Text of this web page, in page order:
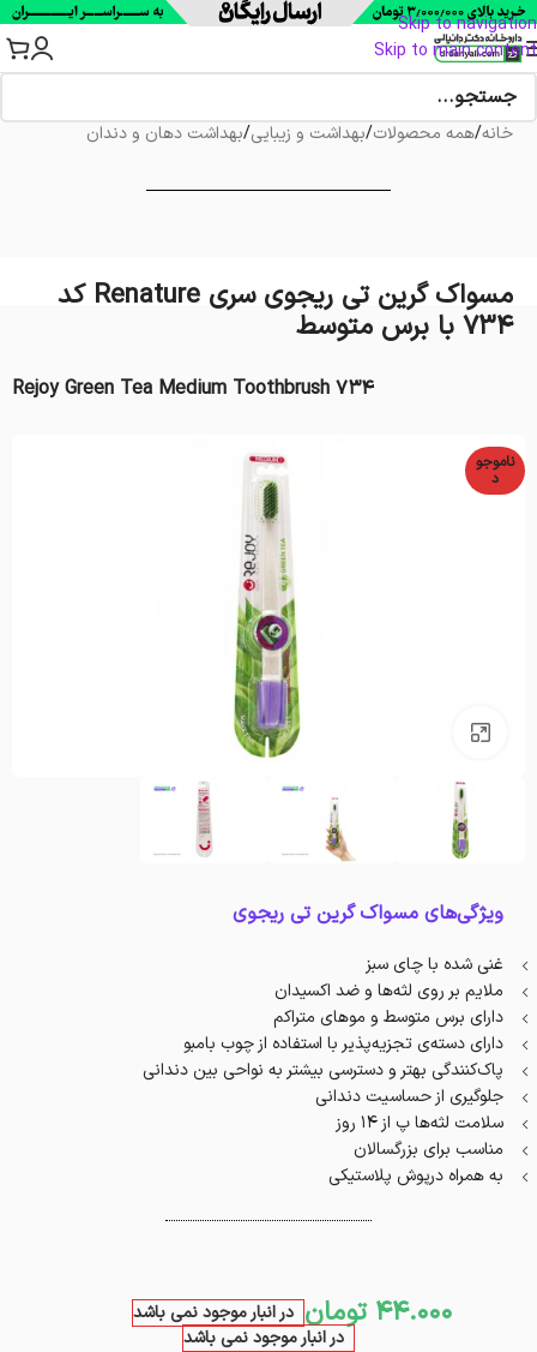
Skip to navigation
Skip to main content
خانه/همه محصولات/بهداشت و زیبایی/بهداشت دهان و دندان
مسواک گرین تی ریجوی سری Renature کد
734 با برس متوسط
Rejoy Green Tea Medium Toothbrush 734
ناموجو
د
ویژگی‌های مسواک گرین تی ریجوی
غنی شده با چای سبز
ملایم بر روی لثه‌ها و ضد اکسیدان
دارای برس متوسط و موهای متراکم
دارای دسته‌‌ی تجزیه‌پذیر با استفاده از چوب بامبو
پاک‌کنندگی بهتر و دسترسی بیشتر به نواحی بین دندانی
جلوگیری از حساسیت دندانی
سلامت لثه‌ها پ از ۱۴ روز
مناسب برای بزرگسالان
به همراه درپوش پلاستیکی
44.000 تومان در انبار موجود نمی باشد
در انبار موجود نمی باشد